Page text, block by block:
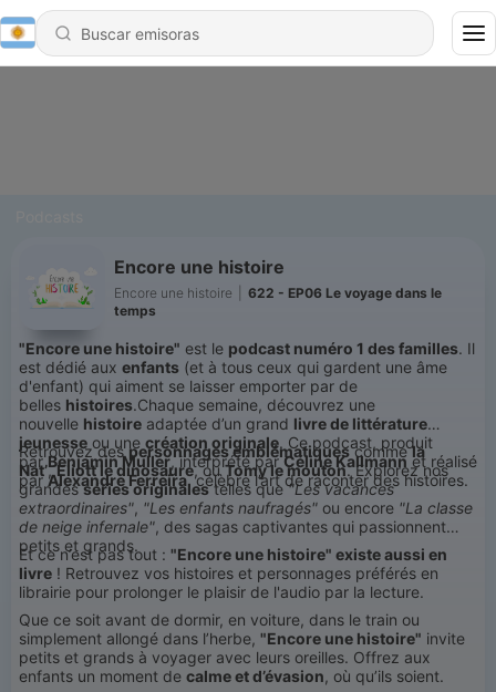
Encore une histoire
Encore une histoire
622 - EP06 Le voyage dans le
temps
"Encore une histoire" est le podcast numéro 1 des familles. Il
est dédié aux enfants (et à tous ceux qui gardent une âme
d'enfant) qui aiment se laisser emporter par de
belles histoires.Chaque semaine, découvrez une
nouvelle histoire adaptée d’un grand livre de littérature
jeunesse ou une création originale. Ce podcast, produit
parBenjamin Muller, interprété parCéline Kallmann et réalisé
par Alexandre Ferreira, célèbre l’art de raconter des histoires.
Retrouvez des personnages emblématiquescommela
Nat’,Eliott le dinosaure, ouTomy le mouton. Explorez nos
grandesséries originalestelles que"Les vacances
extraordinaires", "Les enfants naufragés" ou encore "La classe
de neige infernale", des sagas captivantes qui passionnent
petits et grands.
Et ce n’est pas tout : "Encore une histoire" existe aussi en
livre ! Retrouvez vos histoires et personnages préférés en
librairie pour prolonger le plaisir de l'audio par la lecture.
Que ce soit avant de dormir, en voiture, dans le train ou
simplement allongé dans l’herbe, "Encore une histoire" invite
petits et grands à voyager avec leurs oreilles. Offrez aux
enfants un moment de calme et d’évasion, où qu’ils soient.